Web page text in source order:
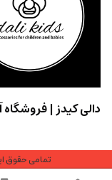
دالی کیدز |
تمامی حقوق